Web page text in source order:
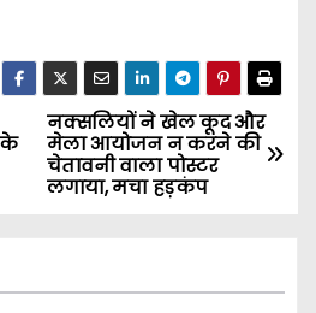
नक्सलियों ने खेल कूद और
मेला आयोजन न करने की
चेतावनी वाला पोस्टर
लगाया, मचा हड़कंप
के